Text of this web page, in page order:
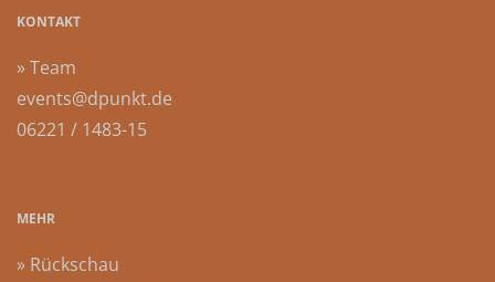
KONTAKT
» Team
events@dpunkt.de
06221 / 1483-15
MEHR
» Rückschau